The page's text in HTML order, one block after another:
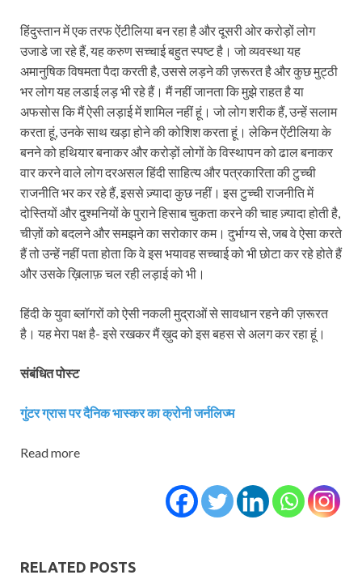
हिंदुस्तान में एक तरफ ऐंटीलिया बन रहा है और दूसरी ओर करोड़ों लोग
उजाडे जा रहे हैं, यह करुण सच्चाई बहुत स्पष्ट है। जो व्यवस्था यह
अमानुषिक विषमता पैदा करती है, उससे लड़ने की ज़रूरत है और कुछ मुट्ठी
भर लोग यह लडाई लड़ भी रहे हैं। मैं नहीं जानता कि मुझे राहत है या
अफसोस कि मैं ऐसी लड़ाई में शामिल नहीं हूं। जो लोग शरीक हैं, उन्हें सलाम
करता हूं, उनके साथ खड़ा होने की कोशिश करता हूं। लेकिन ऐंटीलिया के
बनने को हथियार बनाकर और करोड़ों लोगों के विस्थापन को ढाल बनाकर
वार करने वाले लोग दरअसल हिंदी साहित्य और पत्रकारिता की टुच्ची
राजनीति भर कर रहे हैं, इससे ज़्यादा कुछ नहीं। इस टुच्ची राजनीति में
दोस्तियों और दुश्मनियों के पुराने हिसाब चुकता करने की चाह ज़्यादा होती है,
चीज़ों को बदलने और समझने का सरोकार कम। दुर्भाग्य से, जब वे ऐसा करते
हैं तो उन्हें नहीं पता होता कि वे इस भयावह सच्चाई को भी छोटा कर रहे होते हैं
और उसके ख़िलाफ़ चल रही लड़ाई को भी।
हिंदी के युवा ब्लॉगरों को ऐसी नकली मुद्राओं से सावधान रहने की ज़रूरत
है। यह मेरा पक्ष है- इसे रखकर मैं ख़ुद को इस बहस से अलग कर रहा हूं।
संबंधित पोस्‍ट
गुंटर ग्रास पर दैनिक भास्‍कर का क्रोनी जर्नलिज्‍म
Read more
RELATED POSTS